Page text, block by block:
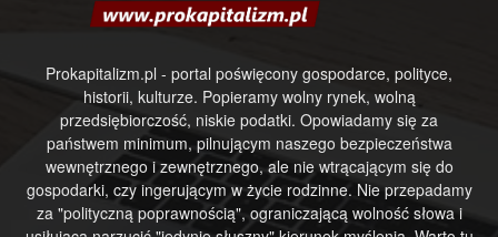
Prokapitalizm.pl - portal poświęcony gospodarce, polityce,
historii, kulturze. Popieramy wolny rynek, wolną
przedsiębiorczość, niskie podatki. Opowiadamy się za
państwem minimum, pilnującym naszego bezpieczeństwa
wewnętrznego i zewnętrznego, ale nie wtrącającym się do
gospodarki, czy ingerującym w życie rodzinne. Nie przepadamy
za "polityczną poprawnością", ograniczającą wolność słowa i